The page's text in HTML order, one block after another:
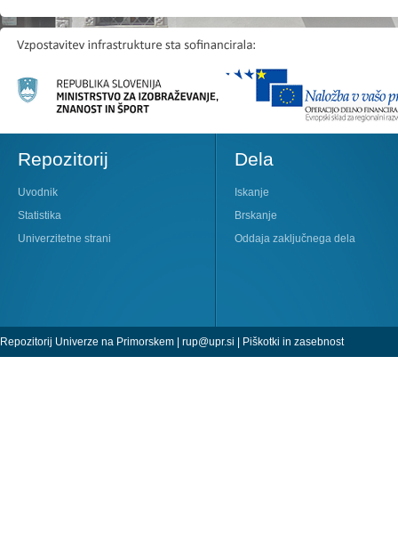
Repozitorij
Uvodnik
Statistika
Univerzitetne strani
Dela
Iskanje
Brskanje
Oddaja zaključnega dela
Repozitorij Univerze na Primorskem | rup@upr.si | Piškotki in zasebnost